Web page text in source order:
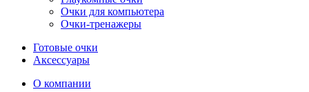
Очки для компьютера
Очки-тренажеры
Готовые очки
Аксессуары
О компании